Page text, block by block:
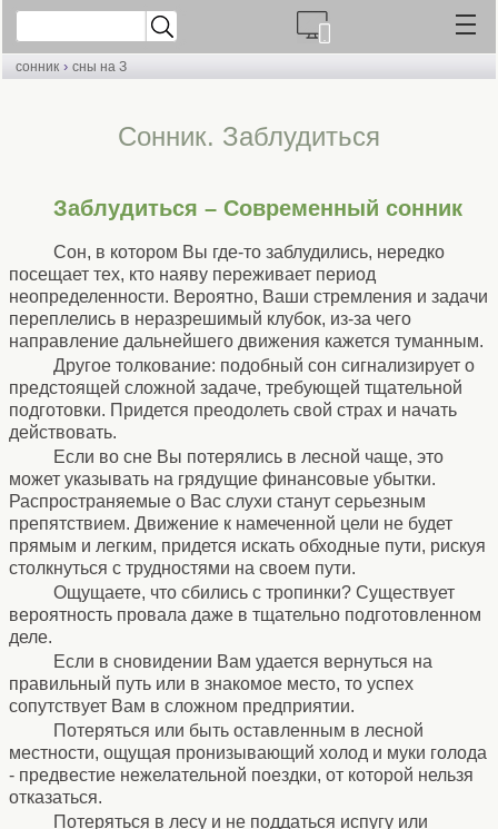
сонник › сны на З
Cонник. Заблудиться
Заблудиться – Современный сонник
Сон, в котором Вы где-то заблудились, нередко
посещает тех, кто наяву переживает период
неопределенности. Вероятно, Ваши стремления и задачи
переплелись в неразрешимый клубок, из-за чего
направление дальнейшего движения кажется туманным.
Другое толкование: подобный сон сигнализирует о
предстоящей сложной задаче, требующей тщательной
подготовки. Придется преодолеть свой страх и начать
действовать.
Если во сне Вы потерялись в лесной чаще, это
может указывать на грядущие финансовые убытки.
Распространяемые о Вас слухи станут серьезным
препятствием. Движение к намеченной цели не будет
прямым и легким, придется искать обходные пути, рискуя
столкнуться с трудностями на своем пути.
Ощущаете, что сбились с тропинки? Существует
вероятность провала даже в тщательно подготовленном
деле.
Если в сновидении Вам удается вернуться на
правильный путь или в знакомое место, то успех
сопутствует Вам в сложном предприятии.
Потеряться или быть оставленным в лесной
местности, ощущая пронизывающий холод и муки голода
- предвестие нежелательной поездки, от которой нельзя
отказаться.
Потеряться в лесу и не поддаться испугу или